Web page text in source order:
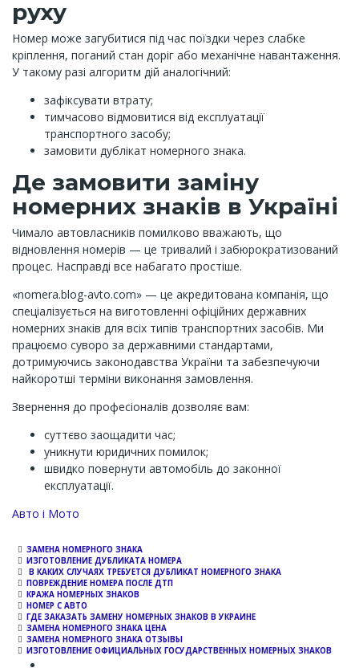
руху
Номер може загубитися під час поїздки через слабке
кріплення, поганий стан доріг або механічне навантаження.
У такому разі алгоритм дій аналогічний:
зафіксувати втрату;
тимчасово відмовитися від експлуатації
транспортного засобу;
замовити дублікат номерного знака.
Де замовити заміну
номерних знаків в Україні
Чимало автовласників помилково вважають, що
відновлення номерів — це тривалий і забюрократизований
процес. Насправді все набагато простіше.
«nomera.blog-avto.com» — це акредитована компанія, що
спеціалізується на виготовленні офіційних державних
номерних знаків для всіх типів транспортних засобів. Ми
працюємо суворо за державними стандартами,
дотримуючись законодавства України та забезпечуючи
найкоротші терміни виконання замовлення.
Звернення до професіоналів дозволяє вам:
суттєво заощадити час;
уникнути юридичних помилок;
швидко повернути автомобіль до законної
експлуатації.
Channel
Авто і Мото
ЗАМЕНА НОМЕРНОГО ЗНАКА
ИЗГОТОВЛЕНИЕ ДУБЛИКАТА НОМЕРА
В КАКИХ СЛУЧАЯХ ТРЕБУЕТСЯ ДУБЛИКАТ НОМЕРНОГО ЗНАКА
ПОВРЕЖДЕНИЕ НОМЕРА ПОСЛЕ ДТП
КРАЖА НОМЕРНЫХ ЗНАКОВ
НОМЕР С АВТО
ГДЕ ЗАКАЗАТЬ ЗАМЕНУ НОМЕРНЫХ ЗНАКОВ В УКРАИНЕ
ЗАМЕНА НОМЕРНОГО ЗНАКА ЦЕНА
ЗАМЕНА НОМЕРНОГО ЗНАКА ОТЗЫВЫ
ИЗГОТОВЛЕНИЕ ОФИЦИАЛЬНЫХ ГОСУДАРСТВЕННЫХ НОМЕРНЫХ ЗНАКОВ